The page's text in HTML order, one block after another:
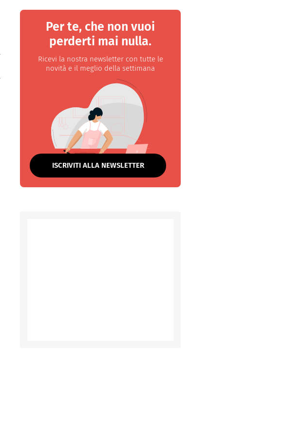
Per te, che non vuoi
perderti mai nulla.
Ricevi la nostra newsletter con tutte le
novità e il meglio della settimana
ISCRIVITI ALLA NEWSLETTER